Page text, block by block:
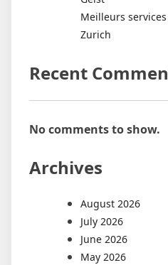
Meilleurs
Zurich
Recent
No comments to show.
Archives
August 2026
July 2026
June 2026
May 2026